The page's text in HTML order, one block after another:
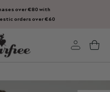
Skip
to
over €80 with
orders over €60